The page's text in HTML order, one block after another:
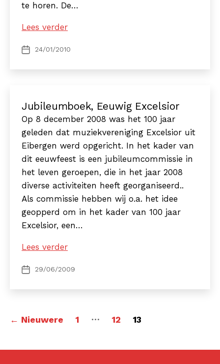
te horen. De…
Lees verderRockin’
groot
Berichtdatum
24/01/2010
Jubileumboek, Eeuwig Excelsior
Op 8 december 2008 was het 100 jaar
geleden dat muziekvereniging Excelsior uit
Eibergen werd opgericht. In het kader van
dit eeuwfeest is een jubileumcommissie in
het leven geroepen, die in het jaar 2008
diverse activiteiten heeft georganiseerd..
Als commissie hebben wij o.a. het idee
geopperd om in het kader van 100 jaar
Excelsior, een…
Lees verderJubileumboek,
Excelsior
Berichtdatum
29/06/2009
Berichten
← Nieuwere 1 … 12 13